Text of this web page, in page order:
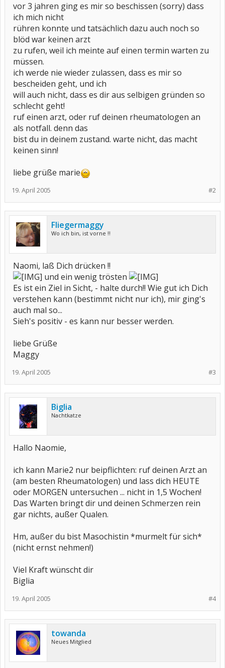
vor 3 jahren ging es mir so beschissen (sorry) dass
ich mich nicht
rühren konnte und tatsächlich dazu auch noch so
blöd war keinen arzt
zu rufen, weil ich meinte auf einen termin warten zu
müssen.
ich werde nie wieder zulassen, dass es mir so
bescheiden geht, und ich
will auch nicht, dass es dir aus selbigen gründen so
schlecht geht!
ruf einen arzt, oder ruf deinen rheumatologen an
als notfall. denn das
bist du in deinem zustand. warte nicht, das macht
keinen sinn!
liebe grüße marie
#2
19. April 2005
Fliegermaggy
Wo ich bin, ist vorne !!
Naomi, laß Dich drücken !!
und ein wenig trösten
Es ist ein Ziel in Sicht, - halte durch!! Wie gut ich Dich
verstehen kann (bestimmt nicht nur ich), mir ging's
auch mal so...
Sieh's positiv - es kann nur besser werden.
liebe Grüße
Maggy
#3
19. April 2005
Biglia
Nachtkatze
Hallo Naomie,
ich kann Marie2 nur beipflichten: ruf deinen Arzt an
(am besten Rheumatologen) und lass dich HEUTE
oder MORGEN untersuchen ... nicht in 1,5 Wochen!
Das Warten bringt dir und deinen Schmerzen rein
gar nichts, außer Qualen.
Hm, außer du bist Masochistin *murmelt für sich*
(nicht ernst nehmen!)
Viel Kraft wünscht dir
Biglia
#4
19. April 2005
towanda
Neues Mitglied